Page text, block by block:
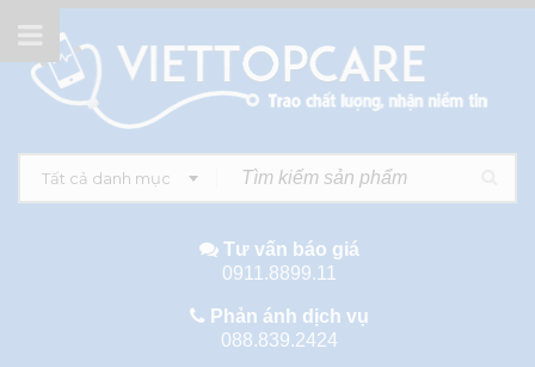
Tất cả danh mục
Tư vấn báo giá
0911.8899.11
Phản ánh dịch vụ
088.839.2424